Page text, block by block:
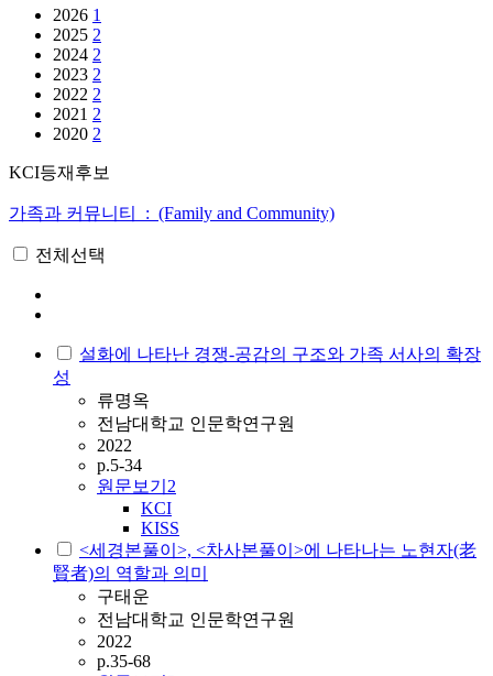
2026 1
2025 2
2024 2
2023 2
2022 2
2021 2
2020 2
KCI등재후보
가족과 커뮤니티 : (Family and Community)
전체선택
설화에 나타난 경쟁-공감의 구조와 가족 서사의 확장
성
류명옥
전남대학교 인문학연구원
2022
p.5-34
원문보기 2
KCI
KISS
<세경본풀이>, <차사본풀이>에 나타나는 노현자(老
賢者)의 역할과 의미
구태운
전남대학교 인문학연구원
2022
p.35-68